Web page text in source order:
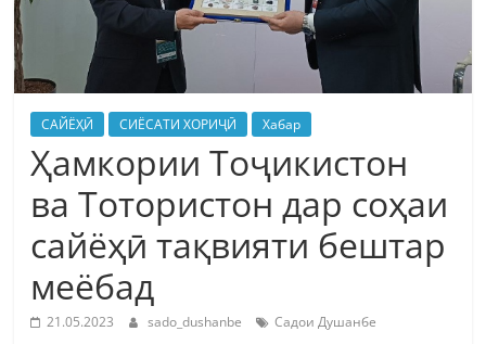
САЙЁҲӢ СИЁСАТИ ХОРИҶӢ Хабар
Ҳамкории Тоҷикистон
ва Тотористон дар соҳаи
сайёҳӣ тақвияти бештар
меёбад
21.05.2023 sado_dushanbe Садои Душанбе